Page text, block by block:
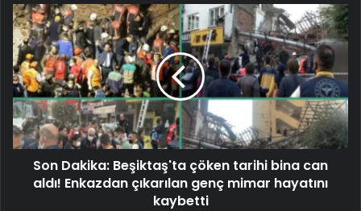
Son Dakika: Beşiktaş'ta çöken tarihi bina can
aldı! Enkazdan çıkarılan genç mimar hayatını
kaybetti